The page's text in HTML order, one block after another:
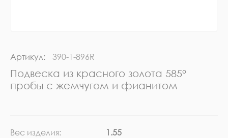
Артикул: 390-1-896R
Подвеска из красного золота 585°
пробы с жемчугом и фианитом
Вес изделия:
1.55